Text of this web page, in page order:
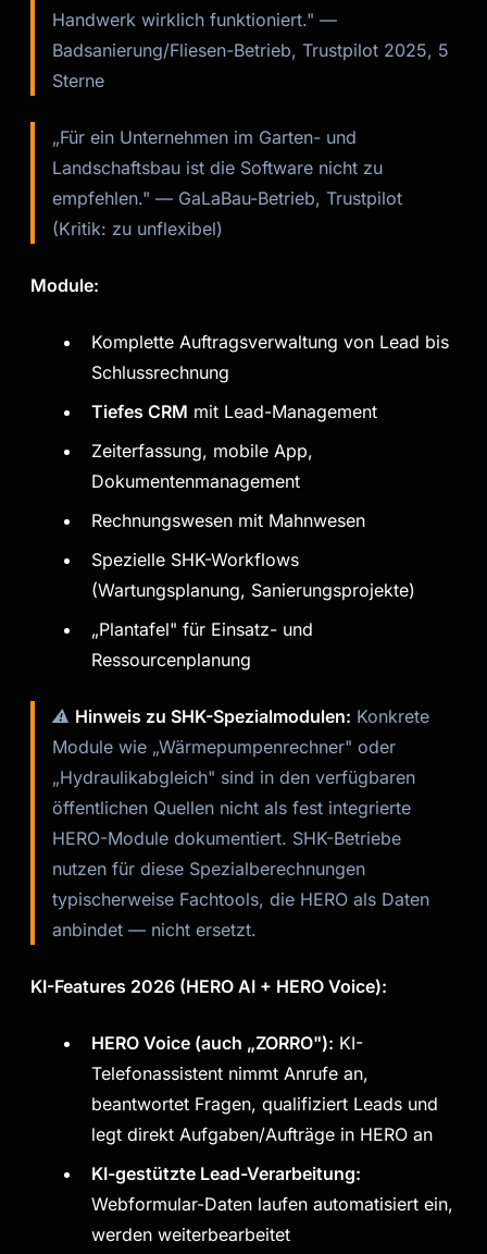
Handwerk wirklich funktioniert." —
Badsanierung/Fliesen-Betrieb, Trustpilot 2025, 5
Sterne
„Für ein Unternehmen im Garten- und
Landschaftsbau ist die Software nicht zu
empfehlen." — GaLaBau-Betrieb, Trustpilot
(Kritik: zu unflexibel)
Module:
Komplette Auftragsverwaltung von Lead bis
Schlussrechnung
Tiefes CRM mit Lead-Management
Zeiterfassung, mobile App,
Dokumentenmanagement
Rechnungswesen mit Mahnwesen
Spezielle SHK-Workflows
(Wartungsplanung, Sanierungsprojekte)
„Plantafel" für Einsatz- und
Ressourcenplanung
⚠️ Hinweis zu SHK-Spezialmodulen: Konkrete
Module wie „Wärmepumpenrechner" oder
„Hydraulikabgleich" sind in den verfügbaren
öffentlichen Quellen nicht als fest integrierte
HERO-Module dokumentiert. SHK-Betriebe
nutzen für diese Spezialberechnungen
typischerweise Fachtools, die HERO als Daten
anbindet — nicht ersetzt.
KI-Features 2026 (HERO AI + HERO Voice):
HERO Voice (auch „ZORRO"): KI-
Telefonassistent nimmt Anrufe an,
beantwortet Fragen, qualifiziert Leads und
legt direkt Aufgaben/Aufträge in HERO an
KI-gestützte Lead-Verarbeitung:
Webformular-Daten laufen automatisiert ein,
werden weiterbearbeitet